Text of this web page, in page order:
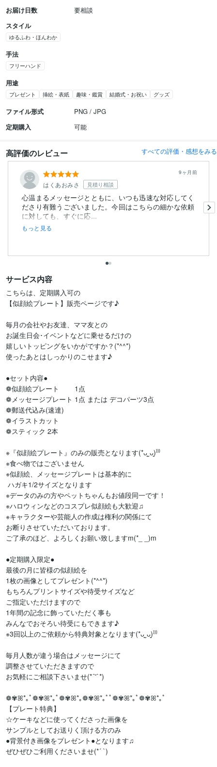
お届け日数
要相談
スタイル
ゆるふわ・ほんわか
手法
フリーハンド
用途
プレゼント 挿絵・表紙 趣味・鑑賞 結婚式・お祝い グッズ
ファイル形式
PNG / JPG
定期購入
可能
高評価のレビュー すべての評価・感想をみる
はくあおみさ 見積り相談
9ヶ月前
心温まるメッセージとともに、いつも迅速な対応してく
ださり有難うございました。今回はこちらの細かな依頼
に対しても、すぐに応...
もっと見る
サービス内容
こちらは、定期購入可の
【似顔絵プレート】販売ページです♪
毎月の会社やお友達、ママ友との
お誕生日会･イベントなどに乗せるだけの
嬉しいトッピングをいかがですか？(*^^*)
使ったあとはしっかりのこせます♪
●セット内容●
❁似顔絵プレート        1点
❁メッセージプレート 1点 または デコパーツ3点
❁郵送代込み(速達)
❁イラストカット
❁スティック 2本
※『似顔絵プレート』のみの販売となります(*ᴗ͈ˬᴗ͈)⁾⁾⁾
※食べ物ではございません
※似顔絵、メッセージプレートは基本的に
※データのみの方やペットちゃんもお値段同一です！
※ハロウィンなどのコスプレ似顔絵も大歓迎♫
※キャラクターや芸能人の作成は権利の関係にて
お断りさせていただいております。
ご了承のほど、よろしくお願い致しますm(*_ _)m
●定期購入限定●
最後の月に皆様の似顔絵を
1枚の画像としてプレゼント(*^^*)
もちろんプリントサイズや待受サイズなど
ご指定いただけますので
1年間の記念に飾っていただく事も
みんなでおそろい待受にもできます♪
※3回以上のご依頼から特典対象となります(*ᴗ͈ˬᴗ͈)⁾⁾⁾
毎月人数が違う場合はメッセージにて
調整させていただきますので
お気軽にご相談下さいませ(*´˘`*)
❁✾ꕤ*｡ﾟ❁✾ꕤ*｡ﾟ❁✾ꕤ*｡❁✾ꕤ*｡ﾟﾟ❁✾ꕤ*｡ﾟ❁✾ꕤ*｡ﾟ
【プレート特典】
☆ケーキなどに使ってくださった画像を
サンプルとしてお送りく頂ける方のみ
●背景付き画像をプレゼント●となります♫
ぜひぜひご利用くださいませ(*´ `)